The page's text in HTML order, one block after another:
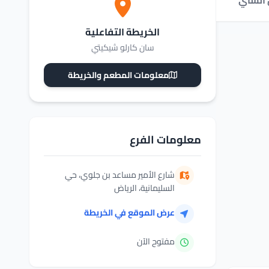
الخريطة التفاعلية
سان كارلو شيكيتي
معلومات المطعم والخريطة
معلومات الفرع
شارع الأمير مساعد بن جلوي، حي
السليمانية، الرياض
عرض الموقع في الخريطة
مفتوح الآن